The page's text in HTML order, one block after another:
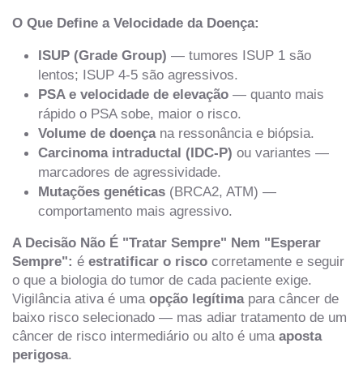
O Que Define a Velocidade da Doença:
ISUP (Grade Group) — tumores ISUP 1 são
lentos; ISUP 4-5 são agressivos.
PSA e velocidade de elevação — quanto mais
rápido o PSA sobe, maior o risco.
Volume de doençana ressonância e biópsia.
Carcinoma intraductal (IDC-P) ou variantes —
marcadores de agressividade.
Mutações genéticas (BRCA2, ATM) —
comportamento mais agressivo.
A Decisão Não É "Tratar Sempre" Nem "Esperar
Sempre": é estratificar o risco corretamente e seguir
o que a biologia do tumor de cada paciente exige.
Vigilância ativa é uma opção legítimapara câncer de
baixo risco selecionado — mas adiar tratamento de um
câncer de risco intermediário ou alto é uma aposta
perigosa.